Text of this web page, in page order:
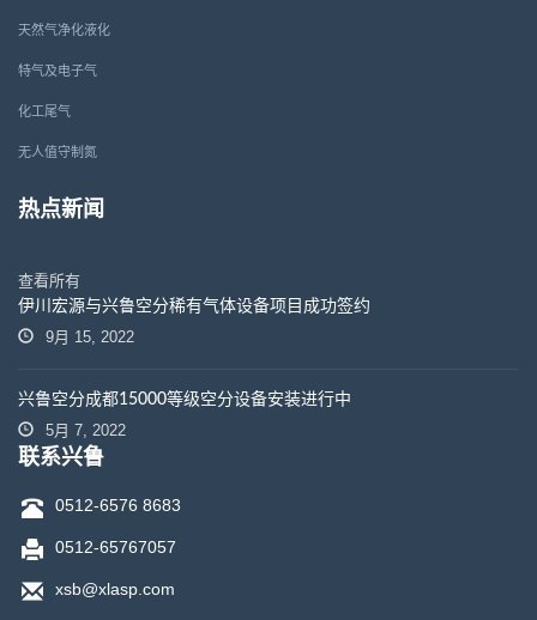
天然气净化液化
特气及电子气
化工尾气
无人值守制氮
热点新闻
查看所有
伊川宏源与兴鲁空分稀有气体设备项目成功签约
9月 15, 2022
兴鲁空分成都15000等级空分设备安装进行中
5月 7, 2022
联系兴鲁
0512-6576 8683
0512-65767057
xsb@xlasp.com